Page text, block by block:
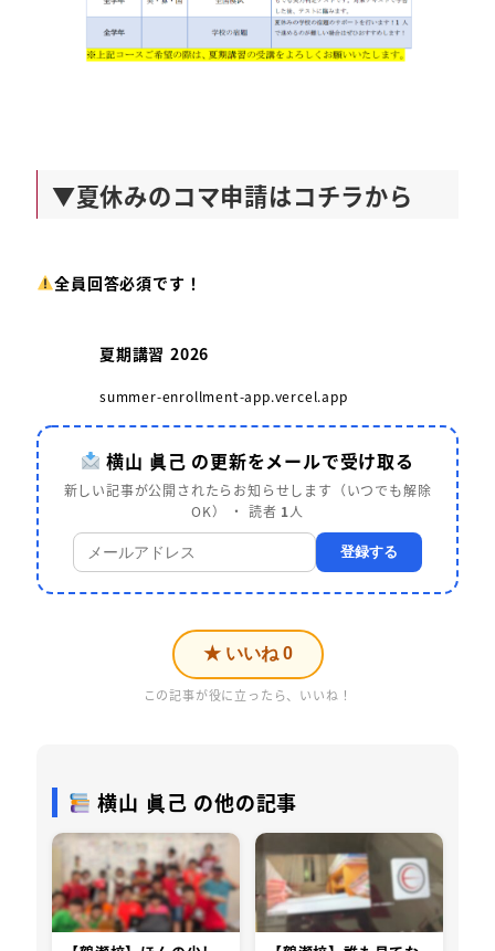
▼夏休みのコマ申請はコチラから
全員回答必須です！
夏期講習 2026
summer-enrollment-app.vercel.app
横山 眞己 の更新をメールで受け取る
新しい記事が公開されたらお知らせします（いつでも解除
OK） ・ 読者 1 人
登録する
★ いいね 0
この記事が役に立ったら、いいね！
横山 眞己 の他の記事